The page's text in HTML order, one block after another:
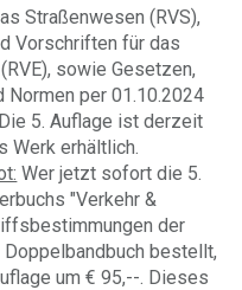
Straßenwesen (RVS),
Vorschriften für das
sowie Gesetzen,
Normen per 01.10.2024
5. Auflage ist derzeit
Werk erhältlich.
Wer jetzt sofort die 5.
"Verkehr &
der
Doppelbandbuch bestellt,
um € 95,--. Dieses